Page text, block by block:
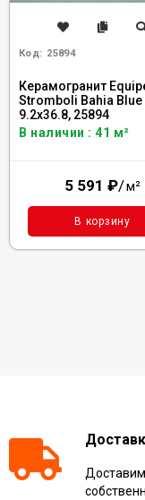
Код: 25894
Керамогранит
Stromboli Bahia Blue
9.2x36.8, 25894
В наличии : 41 м²
5 591 ₽/м²
В корзину